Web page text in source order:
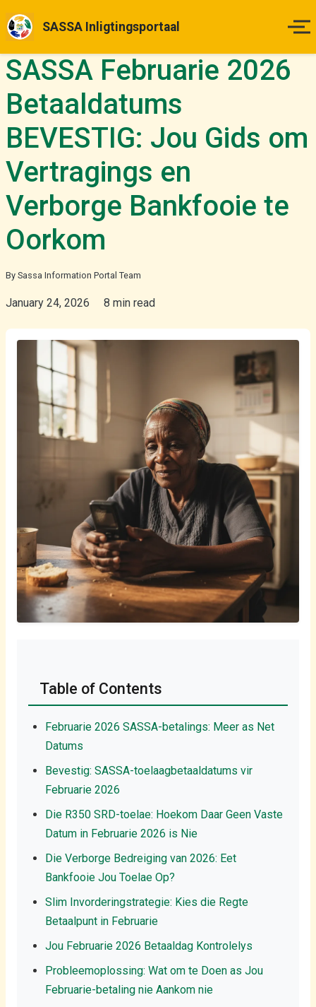
SASSA Inligtingsportaal
Tuisblad
Betalingsdatums
Status Kontrole
Hoe om Aansoek te Doen
Appèlle
Nuus & Opdaterings
Meer
Afrikaans
SASSA Februarie 2026
Betaaldatums
BEVESTIG: Jou Gids om
Vertragings en
Verborge Bankfooie te
Oorkom
By Sassa Information Portal Team
January 24, 2026 8 min read
Table of Contents
Februarie 2026 SASSA-betalings: Meer as Net
Datums
Bevestig: SASSA-toelaagbetaaldatums vir
Februarie 2026
Die R350 SRD-toelae: Hoekom Daar Geen Vaste
Datum in Februarie 2026 is Nie
Die Verborge Bedreiging van 2026: Eet
Bankfooie Jou Toelae Op?
Slim Invorderingstrategie: Kies die Regte
Betaalpunt in Februarie
Jou Februarie 2026 Betaaldag Kontrolelys
Probleemoplossing: Wat om te Doen as Jou
Februarie-betaling nie Aankom nie